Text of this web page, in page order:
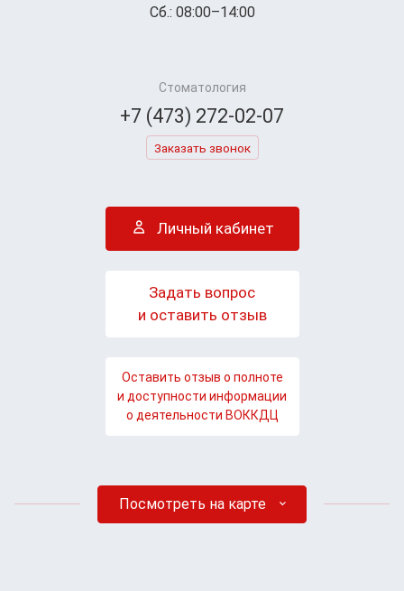
Сб.: 08:00–14:00
Стоматология
+7 (473) 272-02-07
Заказать звонок
Личный кабинет
Задать вопрос
и оставить отзыв
Оставить отзыв о полноте
и доступности информации
о деятельности ВОККДЦ
Посмотреть на карте